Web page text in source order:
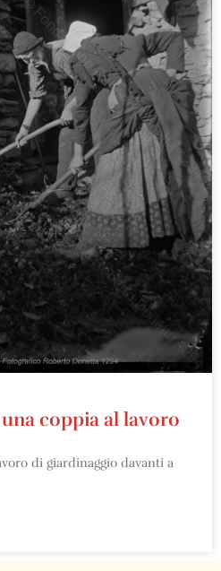
coppia al lavoro
di giardinaggio davanti a